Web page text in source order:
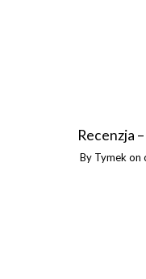
Recenzja
By Tymekon